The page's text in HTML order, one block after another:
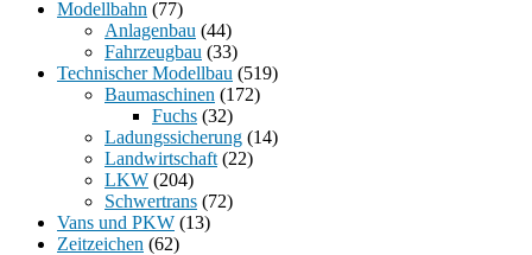
Modellbahn (77)
Anlagenbau (44)
Fahrzeugbau (33)
Technischer Modellbau (519)
Baumaschinen (172)
Fuchs (32)
Ladungssicherung (14)
Landwirtschaft (22)
LKW (204)
Schwertrans (72)
Vans und PKW (13)
Zeitzeichen (62)